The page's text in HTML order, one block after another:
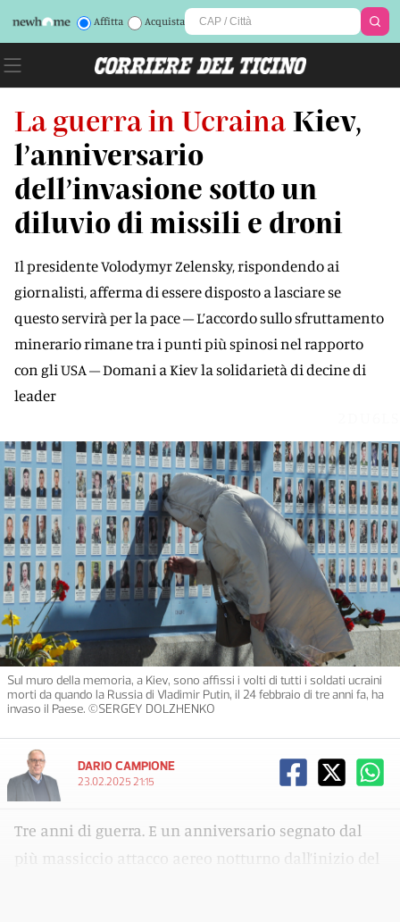
Affitta Acquista
La guerra in Ucraina Kiev,
l’anniversario
dell’invasione sotto un
diluvio di missili e droni
Il presidente Volodymyr Zelensky, rispondendo ai
giornalisti, afferma di essere disposto a lasciare se
questo servirà per la pace – L’accordo sullo sfruttamento
minerario rimane tra i punti più spinosi nel rapporto
con gli USA – Domani a Kiev la solidarietà di decine di
leader
Sul muro della memoria, a Kiev, sono affissi i volti di tutti i soldati ucraini
morti da quando la Russia di Vladimir Putin, il 24 febbraio di tre anni fa, ha
invaso il Paese. ©SERGEY DOLZHENKO
DARIO CAMPIONE
23.02.2025 21:15
Tre anni di guerra. E un anniversario segnato dal
più massiccio attacco aereo notturno dall’inizio del